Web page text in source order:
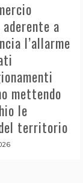
a
l’allarme
mettendo
le
territorio